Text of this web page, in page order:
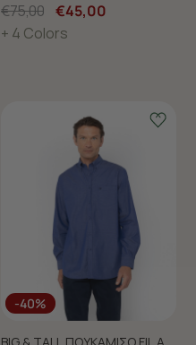
€75,00 €45,00
+ 4 Colors
-40%